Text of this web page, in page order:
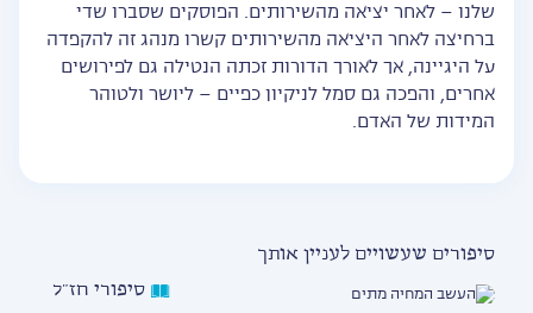
שלנו – לאחר יציאה מהשירותים. הפוסקים שסברו שדי
ברחיצה לאחר היציאה מהשירותים קשרו מנהג זה להקפדה
על היגיינה, אך לאורך הדורות זכתה הנטילה גם לפירושים
אחרים, והפכה גם סמל לניקיון כפיים – ליושר ולטוהר
המידות של האדם.
סיפורים שעשויים לעניין אותך
סיפורי חז״ל